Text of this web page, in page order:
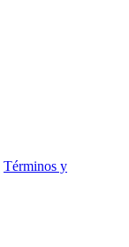
Términos y